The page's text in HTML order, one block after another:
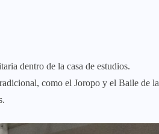
dentro de la casa de estudios.
como el Joropo y el Baile de la